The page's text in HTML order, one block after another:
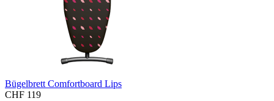
Bügelbrett Comfortboard Lips
CHF 119